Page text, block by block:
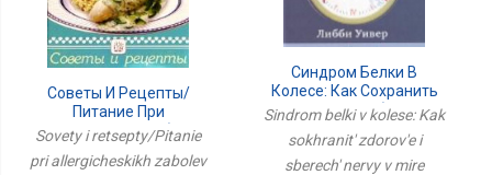
Советы И Рецепты/
Питание При
Аллергических Заболев
Sovety i retsepty/Pitanie
pri allergicheskikh zabolev
Синдром Белки В
Колесе: Как Сохранить
Здоровье И Сберечь
Бесконечных Дел
Sindrom belki v kolese: Kak
sokhranit' zdorov'e i
sberech' nervy v mire